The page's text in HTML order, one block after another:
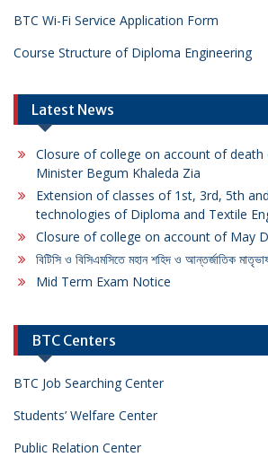
BTC Wi-Fi Service Application Form
Course Structure of Diploma Engineering
Latest News
Closure of college on account of
Minister Begum Khaleda Zia
Extension of classes of 1st, 3rd, 5th
technologies of Diploma and Textile
Closure of college on account of May
বিটিসি ও বিসিএমসিতে মহান শহিদ ও আন্তর্জাতিক
Mid Term Exam Notice
BTC Centers
BTC Job Searching Center
Students’ Welfare Center
Public Relation Center